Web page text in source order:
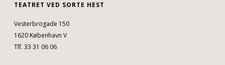
TEATRET VED SORTE HEST
Vesterbrogade 150
1620 København V
Tlf. 33 31 06 06